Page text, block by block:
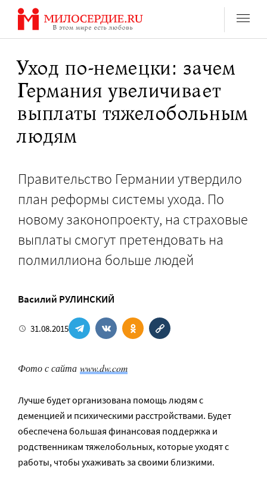
Перейти
содержанию
Уход по-немецки: зачем
Германия увеличивает
выплаты тяжелобольным
людям
Правительство Германии утвердило
план реформы системы ухода. По
новому законопроекту, на страховые
выплаты смогут претендовать на
полмиллиона больше людей
Василий РУЛИНСКИЙ
31.08.2015
Фото с сайта www.dw.com
Лучше будет организована помощь людям с
деменцией и психическими расстройствами. Будет
обеспечена большая финансовая поддержка и
родственникам тяжелобольных, которые уходят с
работы, чтобы ухаживать за своими близкими.